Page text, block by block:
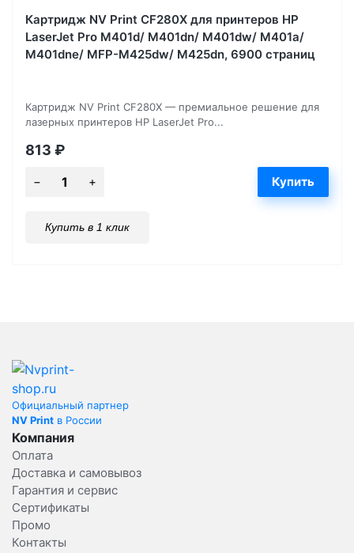
Картридж NV Print CF280X для принтеров HP
LaserJet Pro M401d/ M401dn/ M401dw/ M401a/
M401dne/ MFP-M425dw/ M425dn, 6900 страниц
Картридж NV Print CF280X — премиальное решение для
лазерных принтеров HP LaserJet Pro...
813 ₽
Купить в 1 клик
Официальный партнер
NV Print в России
Компания
Оплата
Доставка и самовывоз
Гарантия и сервис
Сертификаты
Промо
Контакты